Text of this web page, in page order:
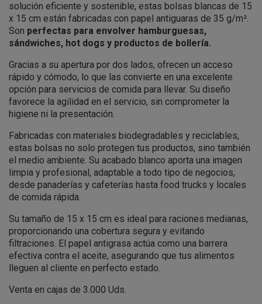
solución eficiente y sostenible, estas bolsas blancas de 15
x 15 cm están fabricadas con papel antiguaras de 35 g/m².
Son perfectas para envolver hamburguesas,
sándwiches, hot dogs y productos de bollería.
Gracias a su apertura por dos lados, ofrecen un acceso
rápido y cómodo, lo que las convierte en una excelente
opción para servicios de comida para llevar. Su diseño
favorece la agilidad en el servicio, sin comprometer la
higiene ni la presentación.
Fabricadas con materiales biodegradables y reciclables,
estas bolsas no solo protegen tus productos, sino también
el medio ambiente. Su acabado blanco aporta una imagen
limpia y profesional, adaptable a todo tipo de negocios,
desde panaderías y cafeterías hasta food trucks y locales
de comida rápida.
Su tamaño de 15 x 15 cm es ideal para raciones medianas,
proporcionando una cobertura segura y evitando
filtraciones. El papel antigrasa actúa como una barrera
efectiva contra el aceite, asegurando que tus alimentos
lleguen al cliente en perfecto estado.
Venta en cajas de 3.000 Uds.